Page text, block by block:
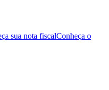
sua nota fiscalConheça o